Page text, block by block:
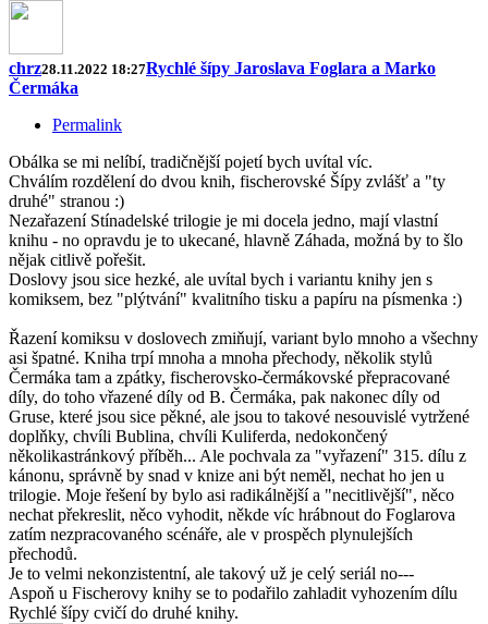
chrz28.11.2022 18:27Rychlé šípy Jaroslava Foglara a Marko
Čermáka
Permalink
Obálka se mi nelíbí, tradičnější pojetí bych uvítal víc.
Chválím rozdělení do dvou knih, fischerovské Šípy zvlášť a "ty
druhé" stranou :)
Nezařazení Stínadelské trilogie je mi docela jedno, mají vlastní
knihu - no opravdu je to ukecané, hlavně Záhada, možná by to šlo
nějak citlivě pořešit.
Doslovy jsou sice hezké, ale uvítal bych i variantu knihy jen s
komiksem, bez "plýtvání" kvalitního tisku a papíru na písmenka :)
Řazení komiksu v doslovech zmiňují, variant bylo mnoho a všechny
asi špatné. Kniha trpí mnoha a mnoha přechody, několik stylů
Čermáka tam a zpátky, fischerovsko-čermákovské přepracované
díly, do toho vřazené díly od B. Čermáka, pak nakonec díly od
Gruse, které jsou sice pěkné, ale jsou to takové nesouvislé vytržené
doplňky, chvíli Bublina, chvíli Kuliferda, nedokončený
několikastránkový příběh... Ale pochvala za "vyřazení" 315. dílu z
kánonu, správně by snad v knize ani být neměl, nechat ho jen u
trilogie. Moje řešení by bylo asi radikálnější a "necitlivější", něco
nechat překreslit, něco vyhodit, někde víc hrábnout do Foglarova
zatím nezpracovaného scénáře, ale v prospěch plynulejších
přechodů.
Je to velmi nekonzistentní, ale takový už je celý seriál no---
Aspoň u Fischerovy knihy se to podařilo zahladit vyhozením dílu
Rychlé šípy cvičí do druhé knihy.